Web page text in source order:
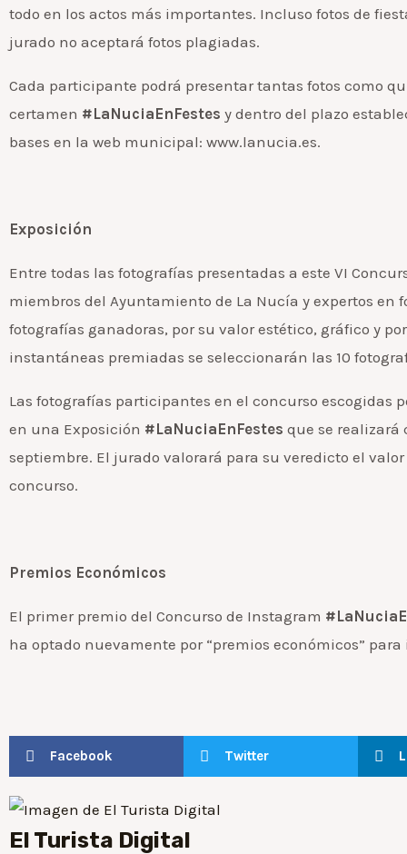
todo en los actos más importantes. Incluso fotos de
jurado no aceptará fotos plagiadas.
Cada participante podrá presentar tantas fotos como
certamen #LaNuciaEnFestes y dentro del plazo
bases en la web municipal: www.lanucia.es.
Exposición
Entre todas las fotografías presentadas a este VI
miembros del Ayuntamiento de La Nucía y expertos
fotografías ganadoras, por su valor estético, gráfico y
instantáneas premiadas se seleccionarán las 10
Las fotografías participantes en el concurso
en una Exposición #LaNuciaEnFestes que se realizará
septiembre. El jurado valorará para su veredicto el
concurso.
Premios Económicos
El primer premio del Concurso de Instagram
ha optado nuevamente por “premios económicos”
Facebook Twitter
El Turista Digital